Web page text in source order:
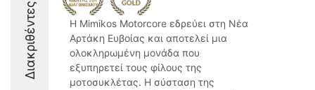
Διακριθέντες
Η Mimikos Motorcore εδρεύει στη Νέα
Αρτάκη Ευβοίας και αποτελεί μια
ολοκληρωμένη μονάδα που
εξυπηρετεί τους φίλους της
μοτοσυκλέτας. Η σύσταση της